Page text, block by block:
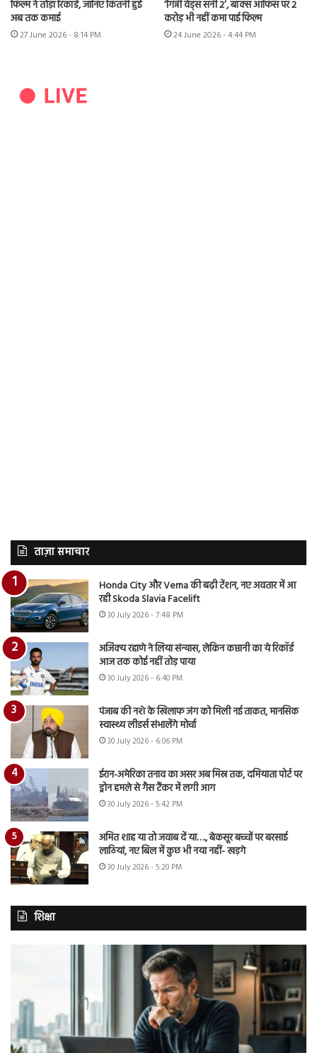
फिल्म ने तोड़ा रिकॉर्ड, जानिए कितनी हुई
अब तक कमाई
27 June 2026 - 8:14 PM
‘गिन्नी वेड्स सनी 2’, बॉक्स ऑफिस पर 2
करोड़ भी नहीं कमा पाई फिल्म
24 June 2026 - 4:44 PM
ताज़ा समाचार
Honda City और Verna की बढ़ी टेंशन, नए अवतार में आ
रही Skoda Slavia Facelift
30 July 2026 - 7:48 PM
अजिंक्य रहाणे ने लिया संन्यास, लेकिन कप्तानी का ये रिकॉर्ड
आज तक कोई नहीं तोड़ पाया
30 July 2026 - 6:40 PM
पंजाब की नशे के खिलाफ जंग को मिली नई ताकत, मानसिक
स्वास्थ्य लीडर्स संभालेंगे मोर्चा
30 July 2026 - 6:06 PM
ईरान-अमेरिका तनाव का असर अब मिस्र तक, दमियाता पोर्ट पर
ड्रोन हमले से गैस टैंकर में लगी आग
30 July 2026 - 5:42 PM
अमित शाह या तो जवाब दें या…., बेकसूर बच्चों पर बरसाई
लाठियां, नए बिल में कुछ भी नया नहीं- खड़गे
30 July 2026 - 5:20 PM
शिक्षा